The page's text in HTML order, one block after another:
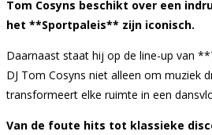
Tom Cosyns beschikt over een
het **Sportpaleis** zijn iconisch.
Daarnaast staat hij op de line-up van
DJ Tom Cosyns niet alleen om muziek
transformeert elke ruimte in een
Van de foute hits tot klassieke